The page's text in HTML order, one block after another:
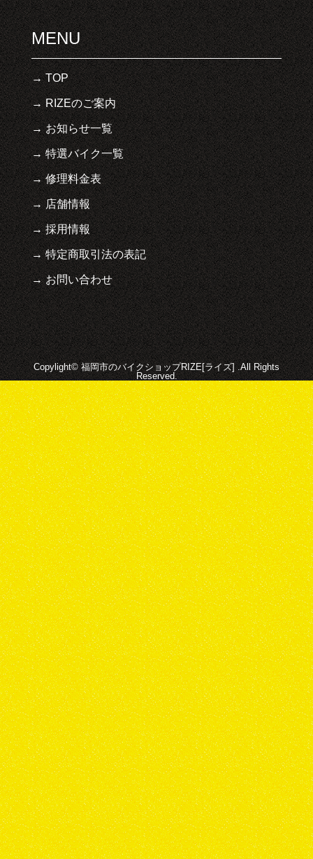
MENU
TOP
RIZEのご案内
お知らせ一覧
特選バイク一覧
修理料金表
店舗情報
採用情報
特定商取引法の表記
お問い合わせ
Copylight© 福岡市のバイクショップRIZE[ライズ] .All Rights
Reserved.